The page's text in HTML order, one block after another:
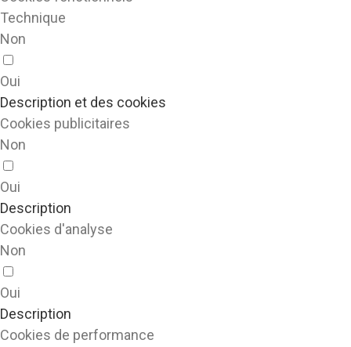
Technique
Non
Oui
Description et des cookies
Cookies publicitaires
Non
Oui
Description
Cookies d'analyse
Non
Oui
Description
Cookies de performance